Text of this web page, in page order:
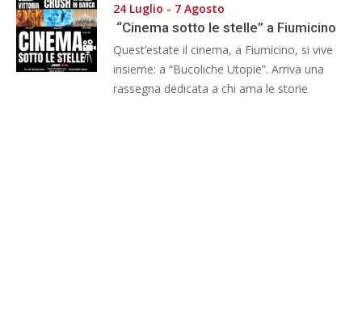
24 Luglio - 7 Agosto
“Cinema sotto le stelle” a Fiumicino
Quest’estate il cinema, a Fiumicino, si vive
insieme: a “Bucoliche Utopie”. Arriva una
rassegna dedicata a chi ama le storie